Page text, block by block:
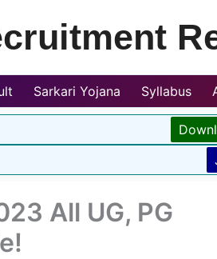
Sarkari Yojana Syllabus
All UG, PG